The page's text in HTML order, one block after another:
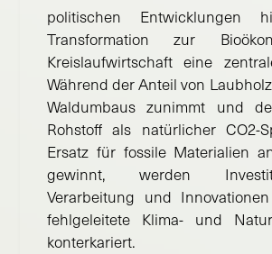
politischen
Transformation zur
Kreislaufwirtschaft eine
Während der Anteil von
Waldumbaus zunimmt und
Rohstoff als natürlicher CO2-
Ersatz für fossile Materialien
gewinnt, werden
Verarbeitung und
fehlgeleitete Klima- und
konterkariert.